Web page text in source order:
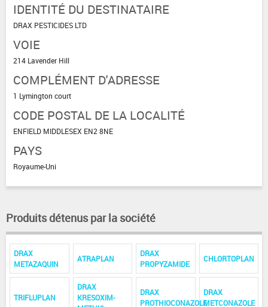
IDENTITÉ DU DESTINATAIRE
DRAX PESTICIDES LTD
VOIE
214 Lavender Hill
COMPLÉMENT D'ADRESSE
1 Lymington court
CODE POSTAL DE LA LOCALITÉ
ENFIELD MIDDLESEX EN2 8NE
PAYS
Royaume-Uni
Produits détenus par la société
DRAX
METAZAQUIN
ATRAPLAN
DRAX
PROPYZAMIDE
CHLORTOPLAN
TRIFLUPLAN
DRAX
KRESOXIM-
DRAX
PROTHIOCONAZOLE
DRAX
METCONAZOLE